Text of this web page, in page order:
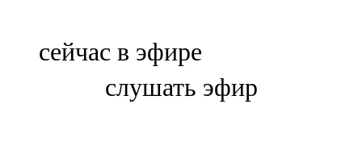
Болгар
сейчас в эфире
слушать эфир